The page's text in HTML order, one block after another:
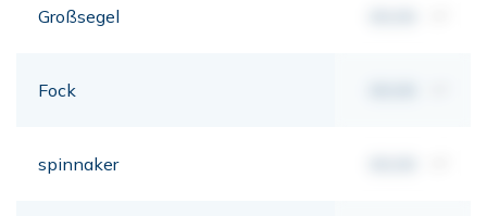
Großsegel
Fock
spinnaker